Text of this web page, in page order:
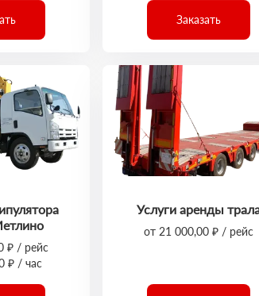
Заказать
₽ / рейс
₽ / час
Услуги аренды
от 21 000,00 ₽ / рейс